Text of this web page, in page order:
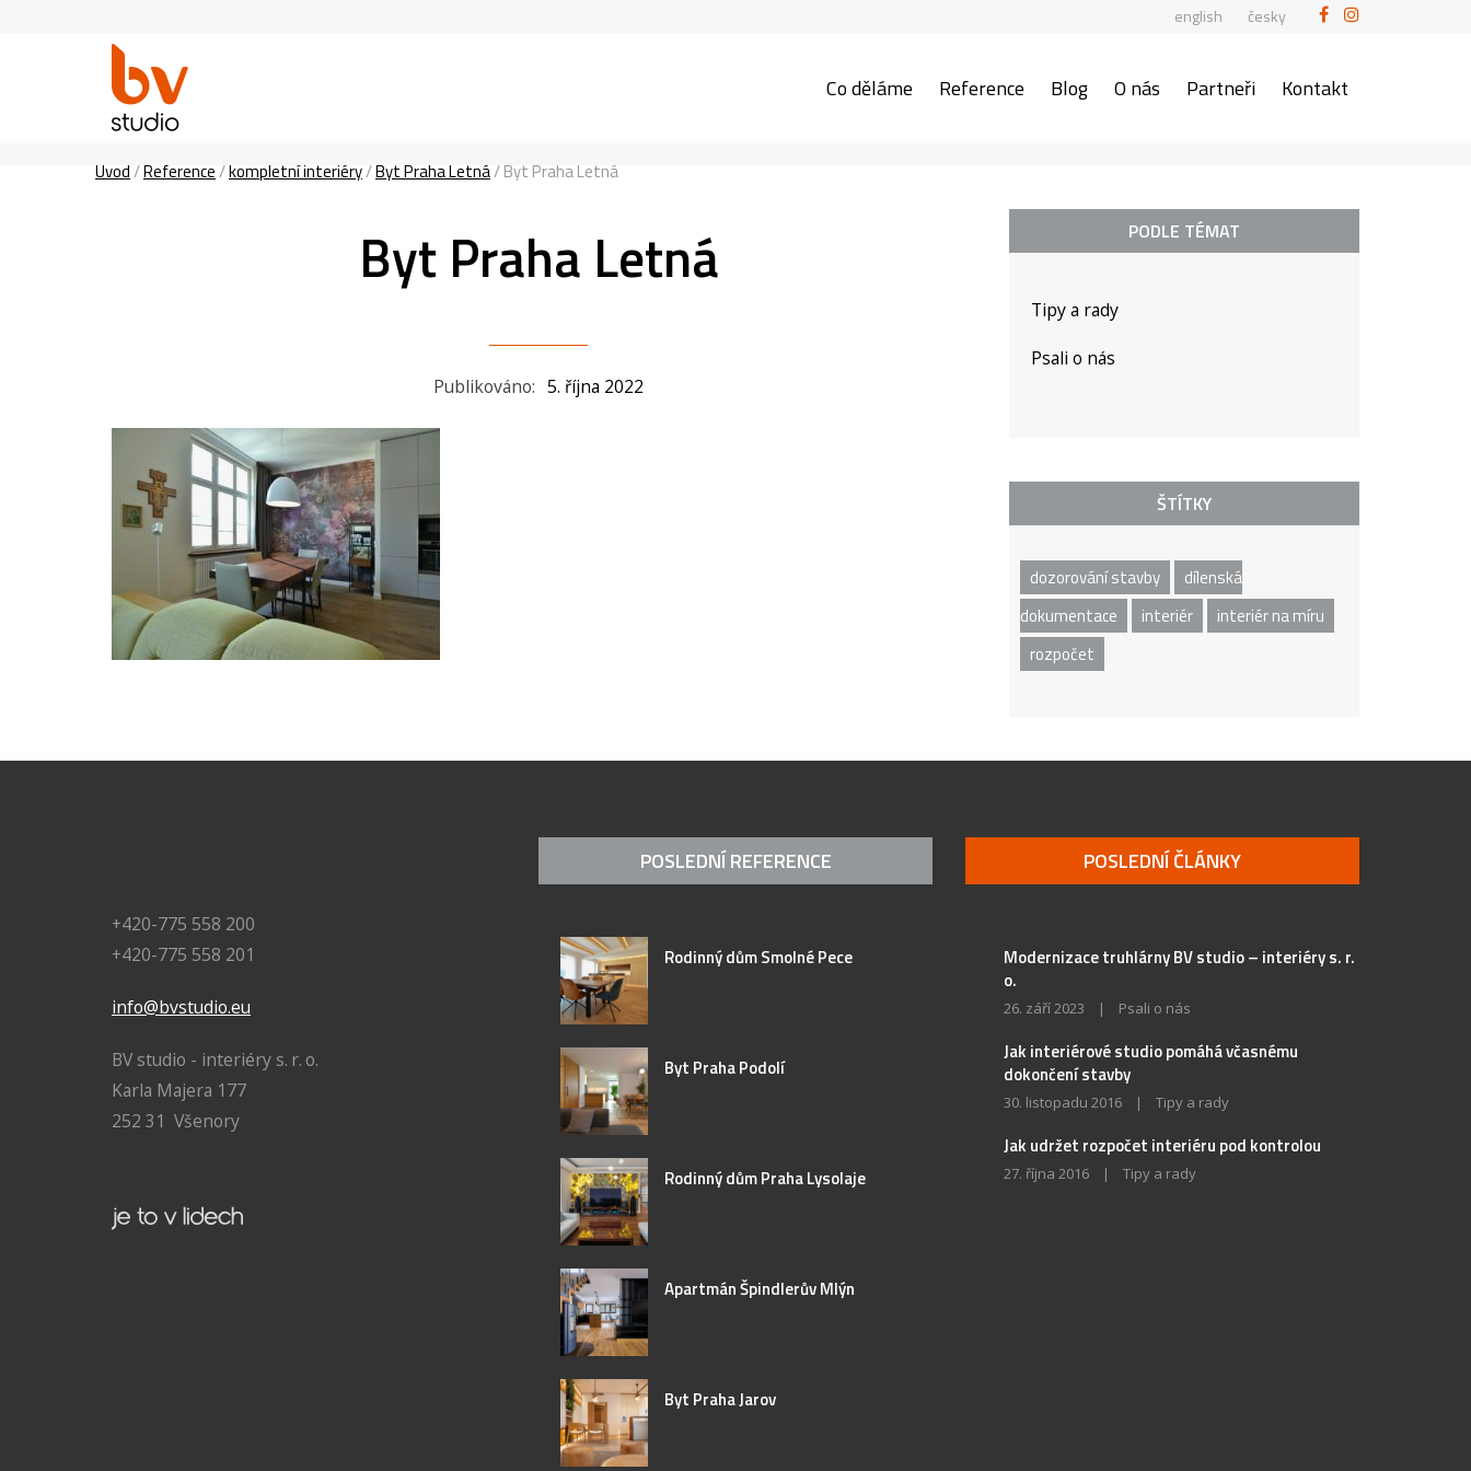
english česky
Co děláme Reference Blog O nás Partneři Kontakt
Úvod/Reference/kompletní interiéry/Byt Praha Letná/Byt Praha Letná
Byt Praha Letná
Publikováno: 5. října 2022
PODLE TÉMAT
Tipy a rady
Psali o nás
ŠTÍTKY
dozorování stavby
dílenská
dokumentace
interiér
interiér na míru
rozpočet
+420-775 558 200
+420-775 558 201
info@bvstudio.eu
BV studio - interiéry s. r. o.
Karla Majera 177
252 31 Všenory
POSLEDNÍ REFERENCE
Rodinný dům Smolné Pece
Byt Praha Podolí
Rodinný dům Praha Lysolaje
Apartmán Špindlerův Mlýn
Byt Praha Jarov
POSLEDNÍ ČLÁNKY
Modernizace truhlárny BV studio – interiéry s. r.
o.
26. září 2023 | Psali o nás
Jak interiérové studio pomáhá včasnému
dokončení stavby
30. listopadu 2016 | Tipy a rady
Jak udržet rozpočet interiéru pod kontrolou
27. října 2016 | Tipy a rady